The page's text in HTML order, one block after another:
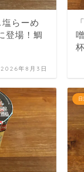
塩らーめ
登場！鯛
2026年8月3日
杯